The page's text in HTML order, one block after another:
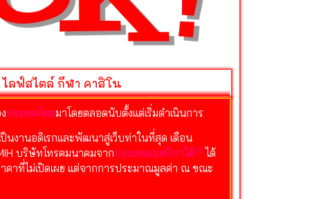
ไลฟ์สไตล์ กีฬา คาสิโน
ประเทศไทยมาโดยตลอดนับตั้งแต่เริ่มดำเนินการ
ป็นงานอดิเรกและพัฒนาสู่เว็บท่าในที่สุด เดือน
บริษัทโทรคมนาคมจากประเทศแอฟริกาใต้[1] ได้
าคาที่ไม่เปิดเผย แต่จากการประมาณมูลค่า ณ ขณะ